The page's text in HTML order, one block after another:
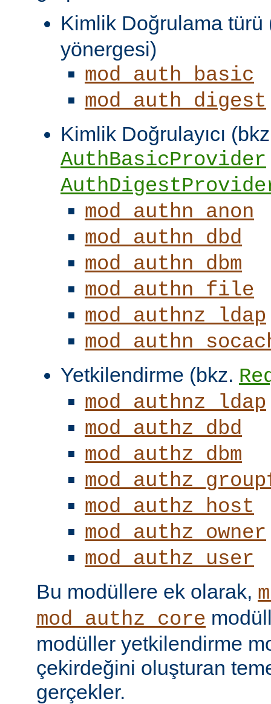
Kimlik Doğrulama
yönergesi)
mod_auth_basic
mod_auth_digest
Kimlik Doğrulayıcı
AuthBasicProvider
mod_authn_anon
mod_authn_dbd
mod_authn_dbm
mod_authn_file
mod_authnz_ldap
Yetkilendirme (bkz.
mod_authnz_ldap
mod_authz_dbd
mod_authz_dbm
mod_authz_host
mod_authz_owner
mod_authz_user
Bu modüllere ek olarak,
mod_authz_core
modüller yetkilendirme
çekirdeğini oluşturan
gerçekler.